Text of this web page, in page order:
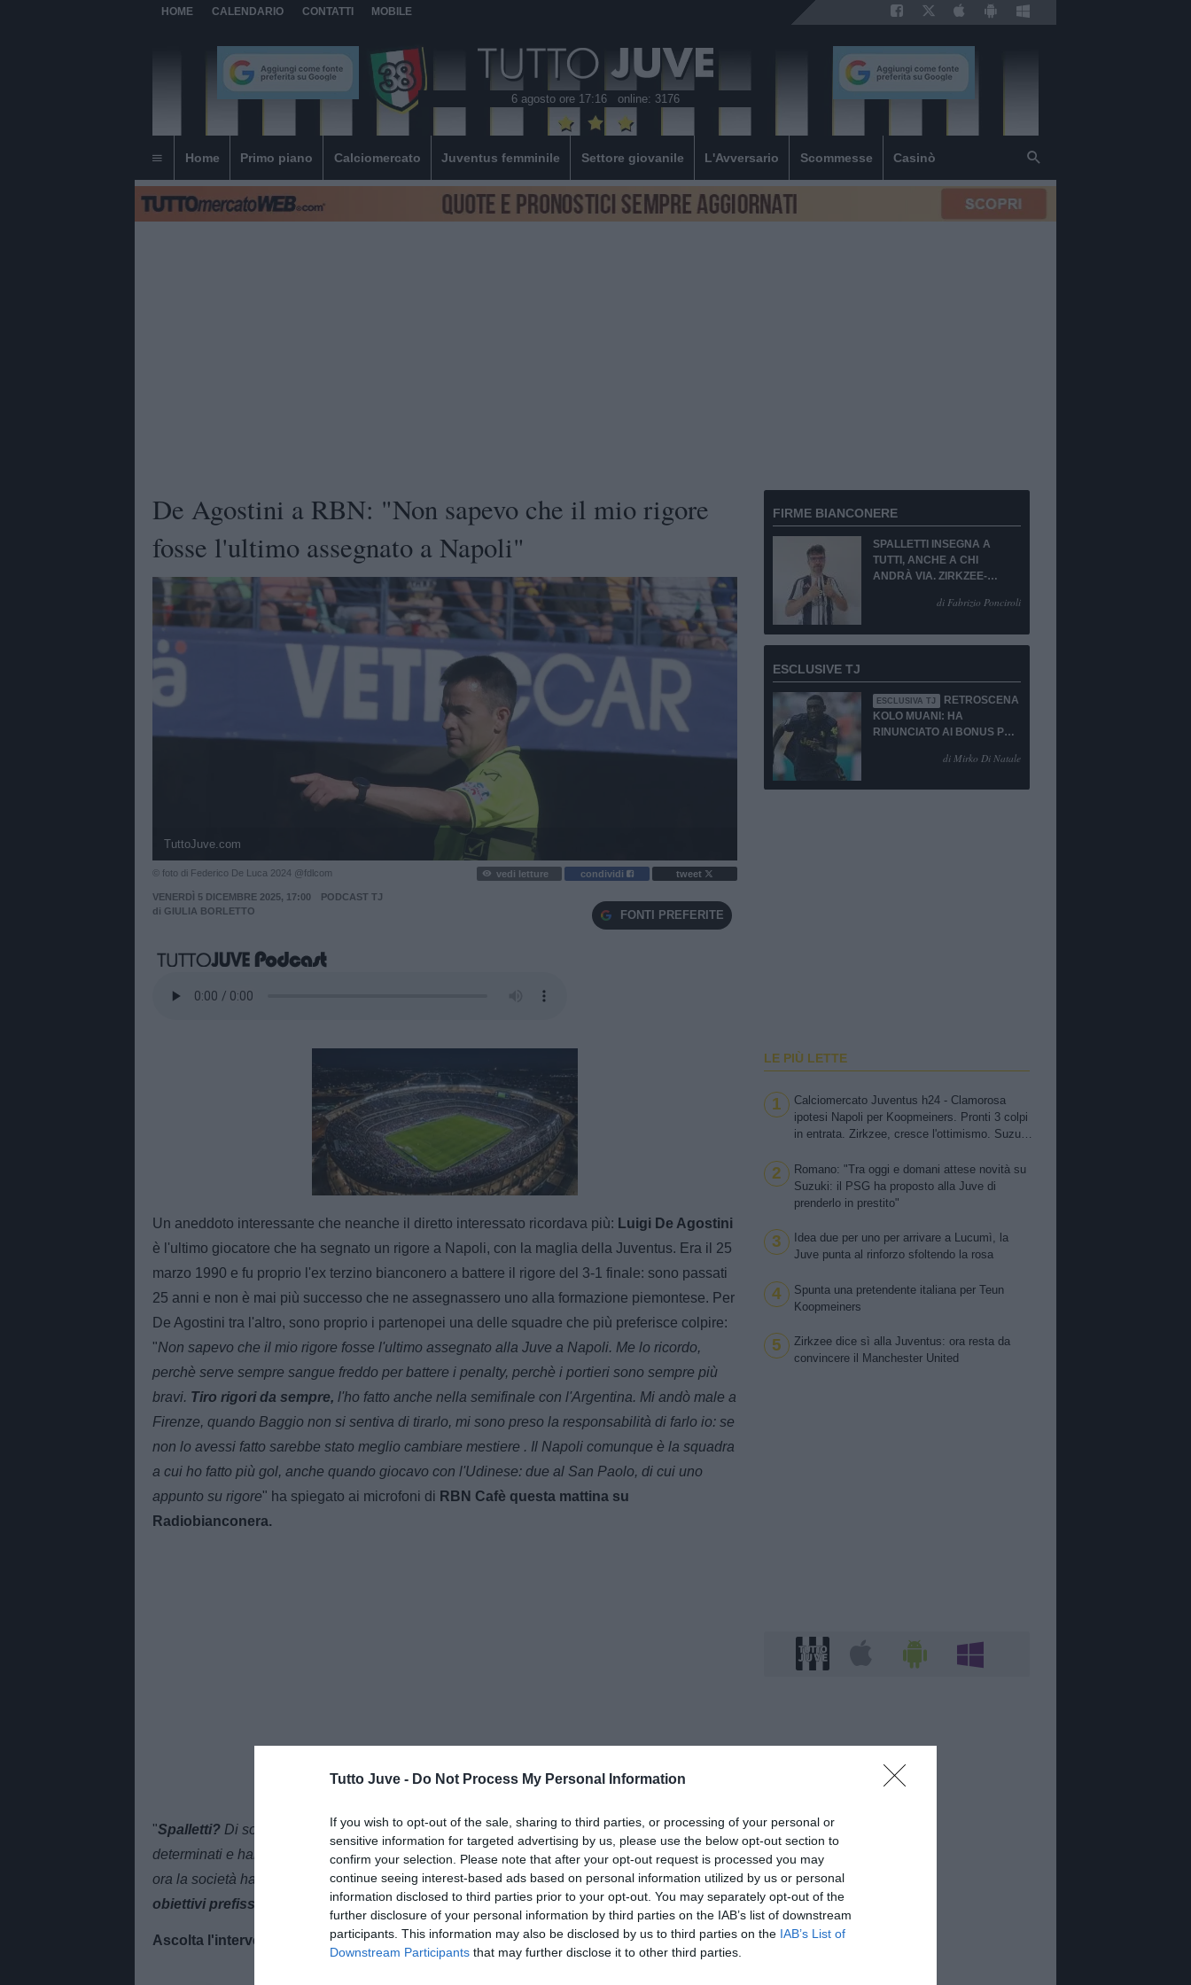
Tutto Juve - Do Not Process My Personal Information
If you wish to opt-out of the sale, sharing to third parties, or processing of your personal or
sensitive information for targeted advertising by us, please use the below opt-out section to
confirm your selection. Please note that after your opt-out request is processed you may
continue seeing interest-based ads based on personal information utilized by us or personal
information disclosed to third parties prior to your opt-out. You may separately opt-out of the
further disclosure of your personal information by third parties on the IAB’s list of downstream
participants. This information may also be disclosed by us to third parties on the IAB’s List of
Downstream Participants that may further disclose it to other third parties.
HOME CALENDARIO CONTATTI MOBILE
6 agosto ore 17:16 online: 3176
Home Primo piano Calciomercato Juventus femminile Settore giovanile L'Avversario Scommesse Casinò
De Agostini a RBN: "Non sapevo che il mio rigore
fosse l'ultimo assegnato a Napoli"
TuttoJuve.com
© foto di Federico De Luca 2024 @fdlcom vedi letture condividi tweet
VENERDÌ 5 DICEMBRE 2025, 17:00
PODCAST TJ
di GIULIA BORLETTO FONTI PREFERITE
Unmute
100.00%
Un aneddoto interessante che neanche il diretto interessato ricordava più: Luigi De Agostini
è l'ultimo giocatore che ha segnato un rigore a Napoli, con la maglia della Juventus. Era il 25
marzo 1990 e fu proprio l'ex terzino bianconero a battere il rigore del 3-1 finale: sono passati
25 anni e non è mai più successo che ne assegnassero uno alla formazione piemontese. Per
De Agostini tra l'altro, sono proprio i partenopei una delle squadre che più preferisce colpire:
"Non sapevo che il mio rigore fosse l'ultimo assegnato alla Juve a Napoli. Me lo ricordo,
perchè serve sempre sangue freddo per battere i penalty, perchè i portieri sono sempre più
bravi. Tiro rigori da sempre, l'ho fatto anche nella semifinale con l'Argentina. Mi andò male a
Firenze, quando Baggio non si sentiva di tirarlo, mi sono preso la responsabilità di farlo io: se
non lo avessi fatto sarebbe stato meglio cambiare mestiere . Il Napoli comunque è la squadra
a cui ho fatto più gol, anche quando giocavo con l'Udinese: due al San Paolo, di cui uno
appunto su rigore" ha spiegato ai microfoni di RBN Cafè questa mattina su
Radiobianconera.
"Spalletti? Di solito quando si cambia è per dare una scossa all'ambiente, ma i risultati sono
determinati e hanno condannato Tudor. Luciano ha fatto sempre giocare bene le squadre e
ora la società ha puntato su un tecnico di esperienza.Speriamo riesca a raggiungere gli
obiettivi prefissati
ad inizio stagione".
Ascolta l'intervento nel podcast
FIRME BIANCONERE
SPALLETTI INSEGNA A
TUTTI, ANCHE A CHI
ANDRÀ VIA. ZIRKZEE-
di Fabrizio Ponciroli
ESCLUSIVE TJ
ESCLUSIVA TJ
RETROSCENA
KOLO MUANI: HA
RINUNCIATO AI BONUS PUR
di Mirko Di Natale
LE PIÙ LETTE
1
Calciomercato Juventus h24 - Clamorosa
ipotesi Napoli per Koopmeiners. Pronti 3 colpi
in entrata. Zirkzee, cresce l'ottimismo. Suzuki,
Kessiè? Cambiaso, futuro incerto. Nico-Inter,
pista fredda
2
Romano: "Tra oggi e domani attese novità su
Suzuki: il PSG ha proposto alla Juve di
prenderlo in prestito"
3
Idea due per uno per arrivare a Lucumì, la
Juve punta al rinforzo sfoltendo la rosa
4
Spunta una pretendente italiana per Teun
Koopmeiners
5
Zirkzee dice sì alla Juventus: ora resta da
convincere il Manchester United